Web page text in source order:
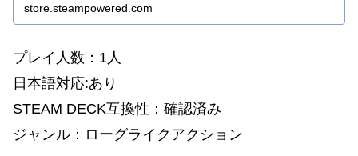
store.steampowered.com
プレイ人数：1人
日本語対応:あり
STEAM DECK互換性：確認済み
ジャンル：ローグライクアクション